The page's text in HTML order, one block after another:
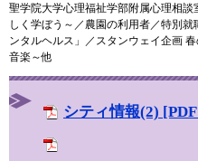
聖学院大学心理福祉学部附属心理相
しく学ぼう～／農園の利用者／特別
ンタルヘルス」／スタンウェイ企画
音楽～他
シティ情報(2)